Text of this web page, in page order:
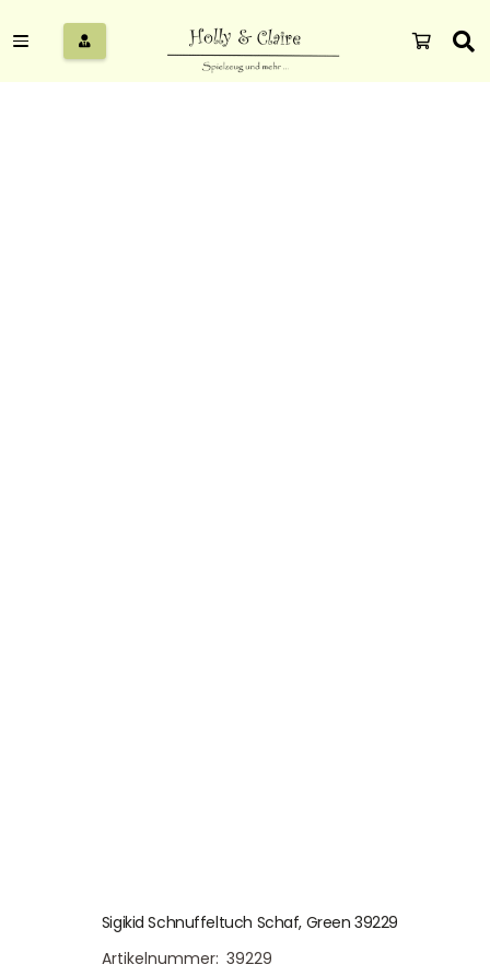
Sigikid Schnuffeltuch Schaf, Green 39229
Artikelnummer: 39229